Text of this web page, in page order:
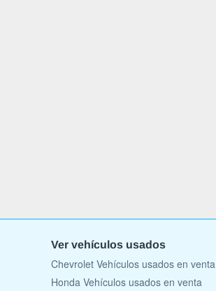
Ver vehículos usados
Chevrolet Vehículos usados en venta
Honda Vehículos usados en venta